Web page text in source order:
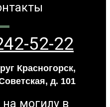
52-22
Красногорск,
д. 101